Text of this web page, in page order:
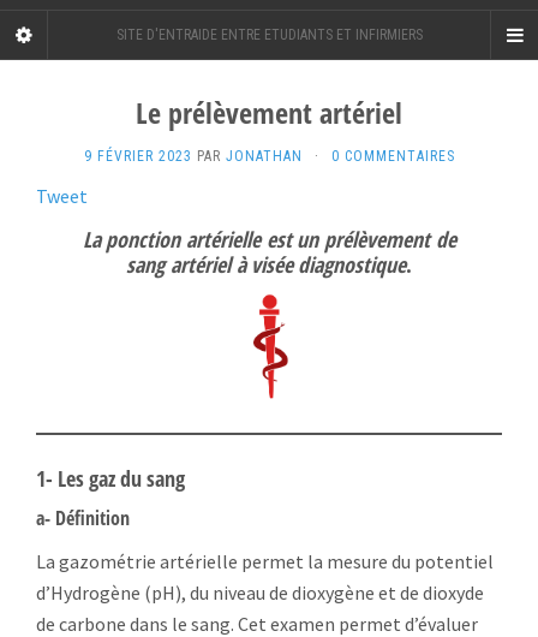
SITE D'ENTRAIDE ENTRE ETUDIANTS ET INFIRMIERS
Le prélèvement artériel
9 FÉVRIER 2023 PAR JONATHAN · 0 COMMENTAIRES
Tweet
La ponction artérielleest un prélèvementde
sangartérielà visée diagnostique.
1- Les gaz du sang
a- Définition
La gazométrie artérielle permet la mesure du potentiel
d’Hydrogène (pH), du niveau de dioxygène et de dioxyde
de carbone dans le sang. Cet examen permet d’évaluer